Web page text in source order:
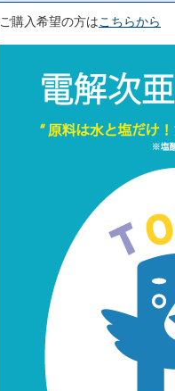
ご購入希望の方はこちらから